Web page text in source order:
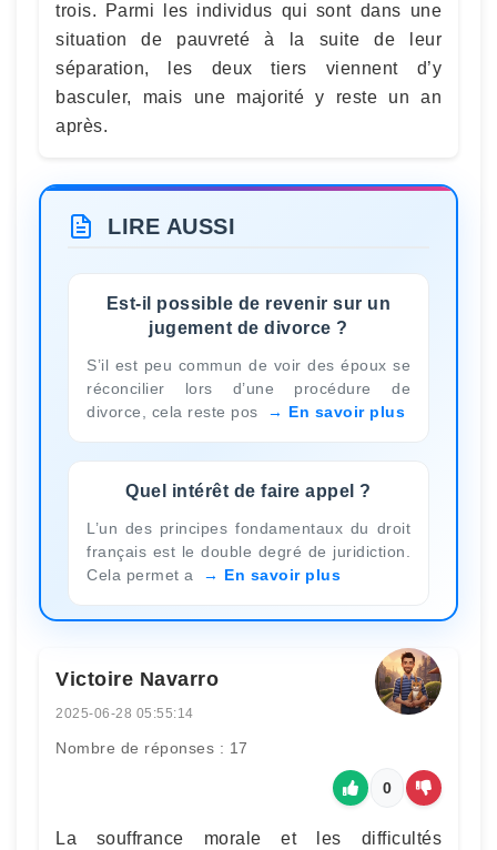
trois. Parmi les individus qui sont dans une
situation de pauvreté à la suite de leur
séparation, les deux tiers viennent d’y
basculer, mais une majorité y reste un an
après.
LIRE AUSSI
Est-il possible de revenir sur un
jugement de divorce ?
S’il est peu commun de voir des époux se
réconcilier lors d’une procédure de
divorce, cela reste pos
En savoir plus
Quel intérêt de faire appel ?
L’un des principes fondamentaux du droit
français est le double degré de juridiction.
Cela permet a
En savoir plus
Victoire Navarro
2025-06-28 05:55:14
Nombre de réponses : 17
0
La souffrance morale et les difficultés